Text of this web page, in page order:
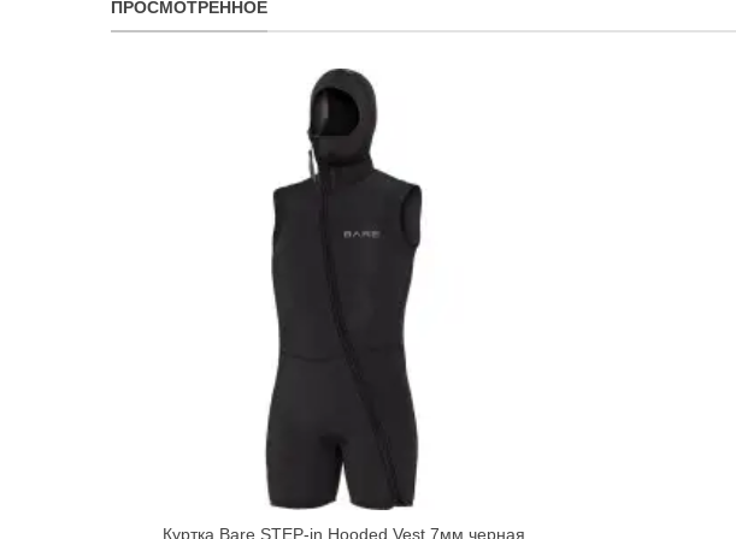
ПРОСМОТРЕННОЕ
Куртка Bare STEP-in Hooded Vest 7мм черная